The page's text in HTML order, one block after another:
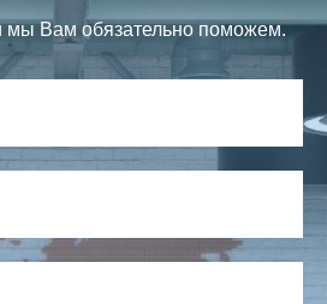
мы Вам обязательно поможем.